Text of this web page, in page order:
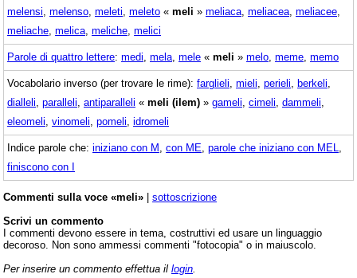
melensi melenso meleti meleto « meli » meliaca meliacea meliacee
meliache melica meliche melici
Parole di quattro lettere: medi mela mele « meli » melo meme memo
Vocabolario inverso (per trovare le rime): farglieli mieli perieli berkeli
dialleli paralleli antiparalleli « meli (ilem) » gameli cimeli dammeli
eleomeli vinomeli pomeli idromeli
Indice parole che: iniziano con M con ME parole che iniziano con MEL
finiscono con I
Commenti sulla voce «meli» | sottoscrizione
Scrivi un commento
I commenti devono essere in tema, costruttivi ed usare un linguaggio
decoroso. Non sono ammessi commenti "fotocopia" o in maiuscolo.
Per inserire un commento effettua il login